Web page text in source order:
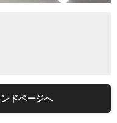
ドページへ